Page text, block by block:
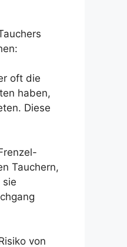
oft die
haben,
Diese
Tauchern,
sie
von